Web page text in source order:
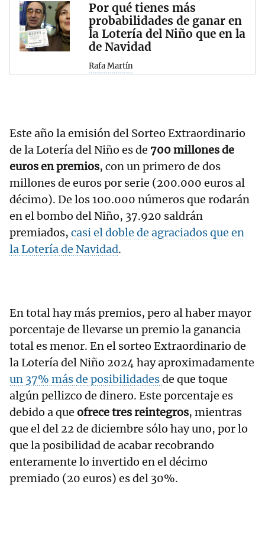
Por qué tienes más
probabilidades de ganar en
la Lotería del Niño que en la
de Navidad
Rafa Martín
Este año la emisión del Sorteo Extraordinario
de la Lotería del Niño es de 700 millones de
euros en premios, con un primero de dos
millones de euros por serie (200.000 euros al
décimo). De los 100.000 números que rodarán
en el bombo del Niño, 37.920 saldrán
premiados, casi el doble de agraciados que en
la Lotería de Navidad.
En total hay más premios, pero al haber mayor
porcentaje de llevarse un premio la ganancia
total es menor. En el sorteo Extraordinario de
la Lotería del Niño 2024 hay aproximadamente
un 37% más de posibilidadesde que toque
algún pellizco de dinero. Este porcentaje es
debido a que ofrece tres reintegros, mientras
que el del 22 de diciembre sólo hay uno, por lo
que la posibilidad de acabar recobrando
enteramente lo invertido en el décimo
premiado (20 euros) es del 30%.